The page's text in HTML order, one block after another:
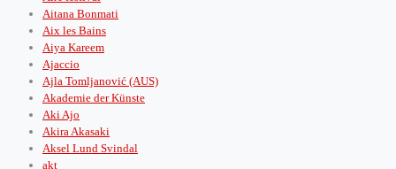
Aitana Bonmati
Aix les Bains
Aiya Kareem
Ajaccio
Ajla Tomljanović (AUS)
Akademie der Künste
Aki Ajo
Akira Akasaki
Aksel Lund Svindal
akt